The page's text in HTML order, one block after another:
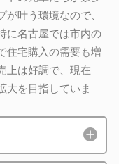
叶う環境なので、
に名古屋では市内の
住宅購入の需要も増
上は好調で、現在
大を目指していま